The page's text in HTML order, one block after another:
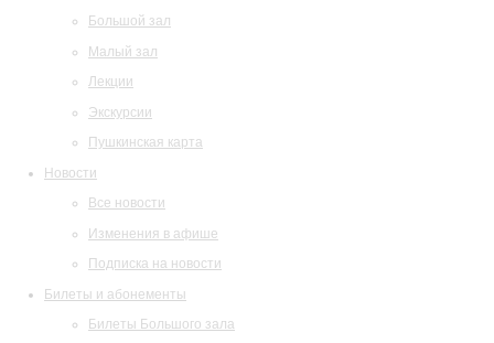
Большой зал
Малый зал
Лекции
Экскурсии
Пушкинская карта
Новости
Все новости
Изменения в афише
Подписка на новости
Билеты и абонементы
Билеты Большого зала